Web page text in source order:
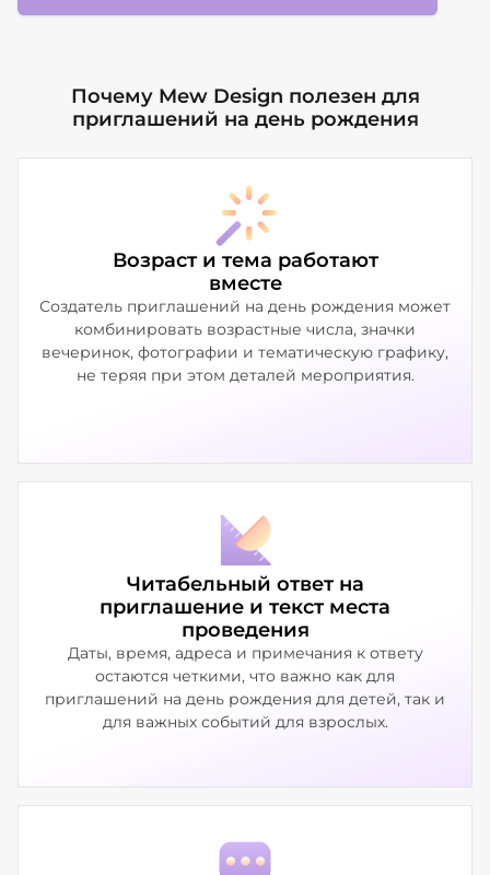
Почему Mew Design полезен для
приглашений на день рождения
Возраст и тема работают
вместе
Создатель приглашений на день рождения может
комбинировать возрастные числа, значки
вечеринок, фотографии и тематическую графику,
не теряя при этом деталей мероприятия.
Читабельный ответ на
приглашение и текст места
проведения
Даты, время, адреса и примечания к ответу
остаются четкими, что важно как для
приглашений на день рождения для детей, так и
для важных событий для взрослых.